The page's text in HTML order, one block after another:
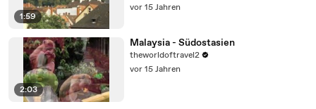
1:59
vor 15 Jahren
2:03
Malaysia - Südostasien
theworldoftravel2
vor 15 Jahren